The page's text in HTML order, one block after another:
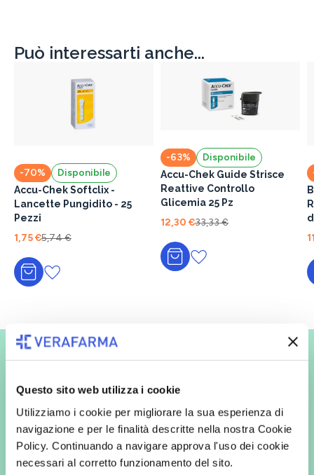
Questo sito web utilizza i cookie
Utilizziamo i cookie per migliorare la sua esperienza di
navigazione e per le finalità descritte nella nostra Cookie
Policy. Continuando a navigare approva l'uso dei cookie
necessari al corretto funzionamento del sito.
Può interessarti anche...
-70% Disponibile
Accu-Chek Softclix -
Lancette Pungidito - 25
Pezzi
1,75 €5,74 €
Aggiungi al carrello
-63% Disponibile
Accu-Chek Guide Strisce
Reattive Controllo
Glicemia 25 Pz
12,30 €33,33 €
Aggiungi al carrello
Vuoi ricevere le offerte prima
Iscriviti alla newsletter